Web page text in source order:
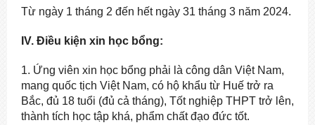
Từ ngày 1 tháng 2 đến hết ngày 31 tháng 3 năm 2024.
IV. Điều kiện xin học bổng:
1. Ứng viên xin học bổng phải là công dân Việt Nam,
mang quốc tịch Việt Nam, có hộ khẩu từ Huế trở ra
Bắc, đủ 18 tuổi (đủ cả tháng), Tốt nghiệp THPT trở lên,
thành tích học tập khá, phẩm chất đạo đức tốt.